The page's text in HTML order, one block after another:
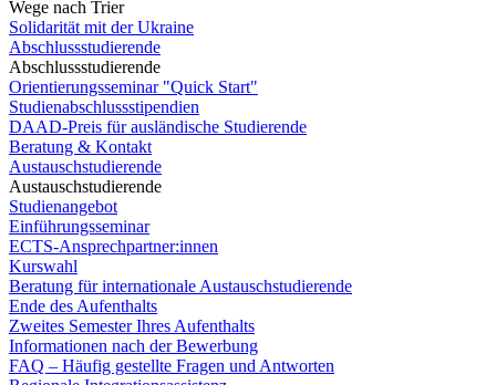
Wege nach Trier
Solidarität mit der Ukraine
Abschlussstudierende
Abschlussstudierende
Orientierungsseminar "Quick Start"
Studienabschlussstipendien
DAAD-Preis für ausländische Studierende
Beratung & Kontakt
Austauschstudierende
Austauschstudierende
Studienangebot
Einführungsseminar
ECTS-Ansprechpartner:innen
Kurswahl
Beratung für internationale Austauschstudierende
Ende des Aufenthalts
Zweites Semester Ihres Aufenthalts
Informationen nach der Bewerbung
FAQ – Häufig gestellte Fragen und Antworten